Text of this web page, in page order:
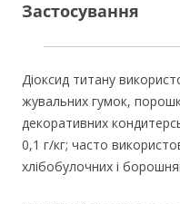
Застосування
Діоксид титану
жувальних гумок,
декоративних
0,1 г/кг; часто
хлібобулочних і